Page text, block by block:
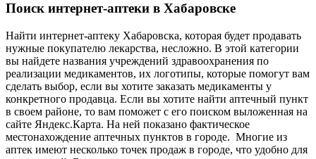
Поиск интернет-аптеки в Хабаровске
Найти интернет-аптеку Хабаровска, которая будет продавать
нужные покупателю лекарства, несложно. В этой категории
вы найдете названия учреждений здравоохранения по
реализации медикаментов, их логотипы, которые помогут вам
сделать выбор, если вы хотите заказать медикаменты у
конкретного продавца. Если вы хотите найти аптечный пункт
в своем районе, то вам поможет с его поиском выложенная на
сайте Яндекс.Карта. На ней показано фактическое
местонахождение аптечных пунктов в городе. Многие из
аптек имеют несколько точек продаж в городе, что удобно для